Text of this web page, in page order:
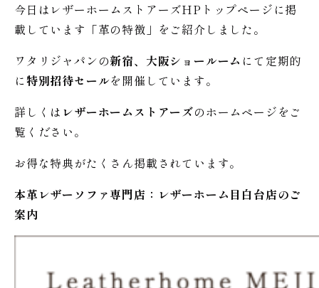
今日はレザーホームストアーズHPトップページに掲
載しています「革の特徴」をご紹介しました。
ワタリジャパンの新宿、大阪ショールーム にて定期的
に特別招待セールを開催しています。
詳しくは レザーホームストアーズのホームページをご
覧ください。
お得な特典がたくさん掲載されています。
本革レザーソファ専門店：レザーホーム 目白台店のご
案内